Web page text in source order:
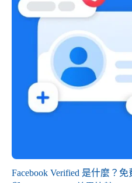
Facebook Verified 是什麼？